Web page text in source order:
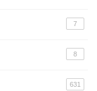
7
8
631